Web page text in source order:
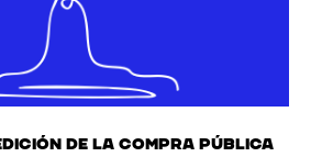
de la Compra Pública